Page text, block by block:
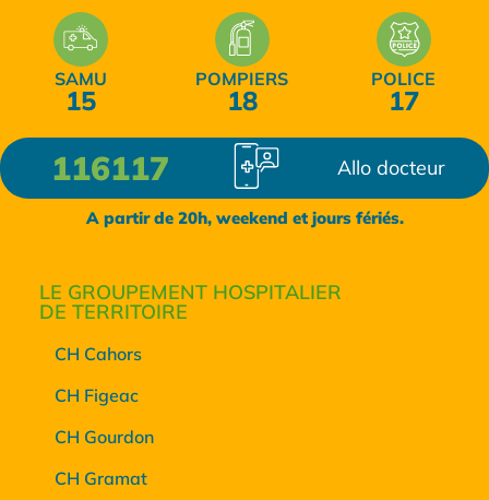
SAMU
15
POMPIERS
18
POLICE
17
116117 Allo docteur
A partir de 20h, weekend et jours fériés.
LE GROUPEMENT HOSPITALIER
DE TERRITOIRE
CH Cahors
CH Figeac
CH Gourdon
CH Gramat